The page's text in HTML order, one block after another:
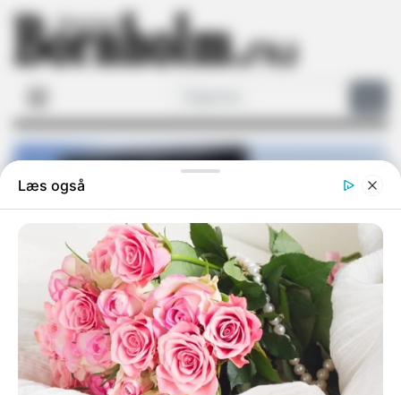
Kan vi blive fri for